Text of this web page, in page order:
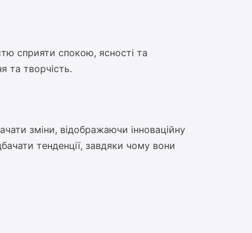
сприяти спокою, ясності та
та творчість.
зміни, відображаючи інноваційну
тенденції, завдяки чому вони